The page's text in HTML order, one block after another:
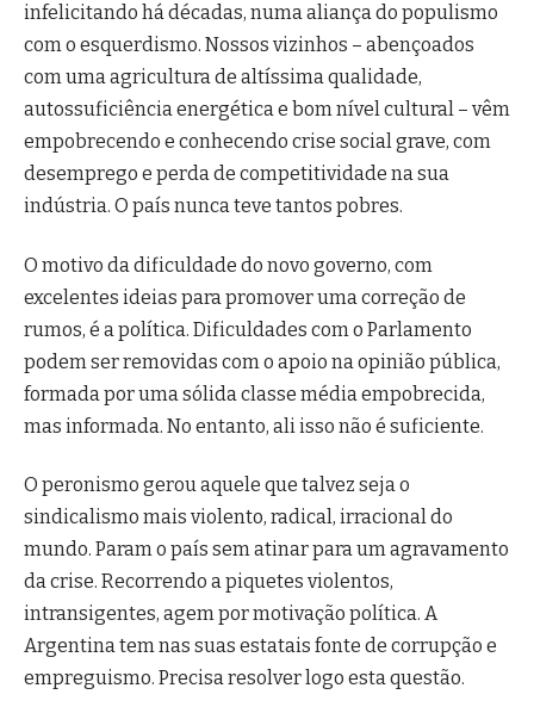
infelicitando há décadas, numa aliança do populismo
com o esquerdismo. Nossos vizinhos – abençoados
com uma agricultura de altíssima qualidade,
autossuficiência energética e bom nível cultural – vêm
empobrecendo e conhecendo crise social grave, com
desemprego e perda de competitividade na sua
indústria. O país nunca teve tantos pobres.
O motivo da dificuldade do novo governo, com
excelentes ideias para promover uma correção de
rumos, é a política. Dificuldades com o Parlamento
podem ser removidas com o apoio na opinião pública,
formada por uma sólida classe média empobrecida,
mas informada. No entanto, ali isso não é suficiente.
O peronismo gerou aquele que talvez seja o
sindicalismo mais violento, radical, irracional do
mundo. Param o país sem atinar para um agravamento
da crise. Recorrendo a piquetes violentos,
intransigentes, agem por motivação política. A
Argentina tem nas suas estatais fonte de corrupção e
empreguismo. Precisa resolver logo esta questão.